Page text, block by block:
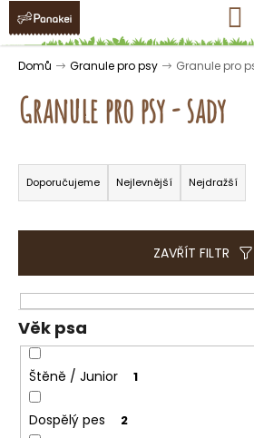
Přejít
obsah
Domů Granule pro psy Granule pro
Granule pro psy - sady
Ř
a
z
e
í
p
r
o
d
u
k
Doporučujeme Nejlevnější Nejdražší
ZAVŘÍT FILTR
Věk psa
Štěně / Junior 1
Dospělý pes 2
K
o Zpět
Zpět
C
o
t
ř
e
b
u
e